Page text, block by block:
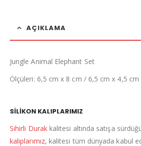
AÇIKLAMA
Jungle Animal Elephant Set
Ölçüleri: 6,5 cm x 8 cm / 6,5 cm x 4,5
SİLİKON KALIPLARIMIZ
Sihirli Durakkalitesi altında satışa
kalıplarımız, kalitesi tüm dünyada kabul